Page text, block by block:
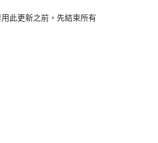
此更新之前，先結束所有